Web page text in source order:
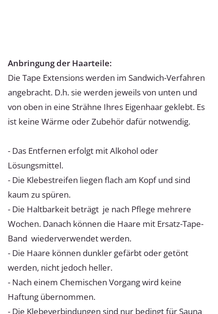
Anbringung der Haarteile:
Die Tape Extensions werden im Sandwich-Verfahren
angebracht. D.h. sie werden jeweils von unten und
von oben in eine Strähne Ihres Eigenhaar geklebt. Es
ist keine Wärme oder Zubehör dafür notwendig.
- Das Entfernen erfolgt mit Alkohol oder
Lösungsmittel.
- Die Klebestreifen liegen flach am Kopf und sind
kaum zu spüren.
- Die Haltbarkeit beträgt je nach Pflege mehrere
Wochen. Danach können die Haare mit Ersatz-Tape-
Band wiederverwendet werden.
- Die Haare können dunkler gefärbt oder getönt
werden, nicht jedoch heller.
- Nach einem Chemischen Vorgang wird keine
Haftung übernommen.
- Die Klebeverbindungen sind nur bedingt für Sauna